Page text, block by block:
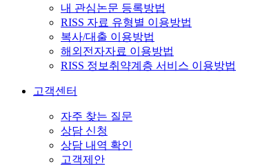
내 관심논문 등록방법
RISS 자료 유형별 이용방법
복사/대출 이용방법
해외전자자료 이용방법
RISS 정보취약계층 서비스 이용방법
고객센터
자주 찾는 질문
상담 신청
상담 내역 확인
고객제안